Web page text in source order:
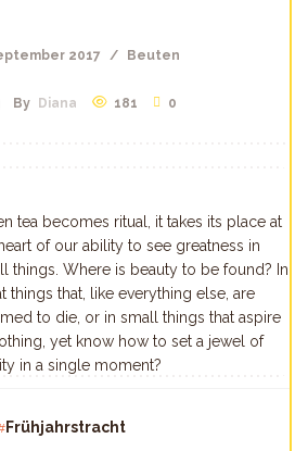
2017 / Beuten
By Diana 181 0
tea becomes ritual, it takes its place at
of our ability to see greatness in
things. Where is beauty to be found? In
things that, like everything else, are
to die, or in small things that aspire
yet know how to set a jewel of
in a single moment?
Frühjahrstracht